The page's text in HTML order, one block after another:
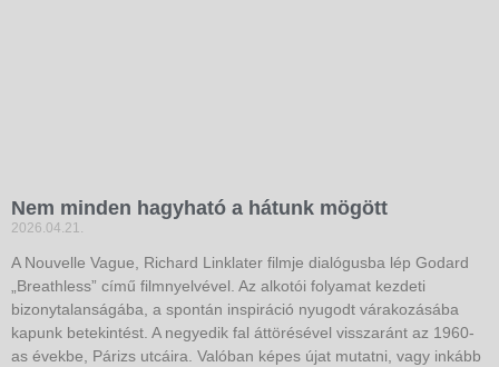
Nem minden hagyható a hátunk mögött
2026.04.21.
A Nouvelle Vague, Richard Linklater filmje dialógusba lép Godard
„Breathless” című filmnyelvével. Az alkotói folyamat kezdeti
bizonytalanságába, a spontán inspiráció nyugodt várakozásába
kapunk betekintést. A negyedik fal áttörésével visszaránt az 1960-
as évekbe, Párizs utcáira. Valóban képes újat mutatni, vagy inkább